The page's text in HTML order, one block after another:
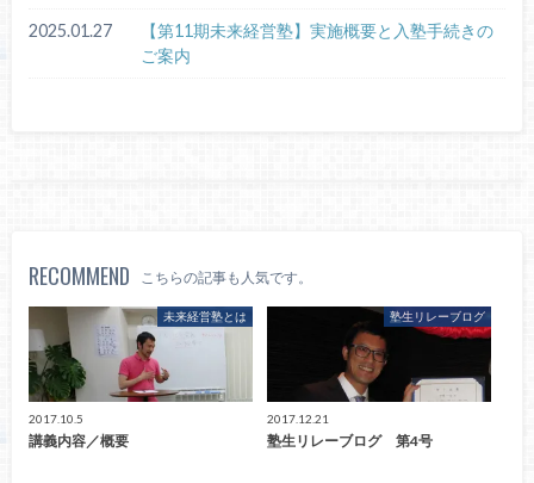
2025.01.27
【第11期未来経営塾】実施概要と入塾手続きの
ご案内
RECOMMEND こちらの記事も人気です。
未来経営塾とは
2017.10.5
講義内容／概要
塾生リレーブログ
2017.12.21
塾生リレーブログ 第4号